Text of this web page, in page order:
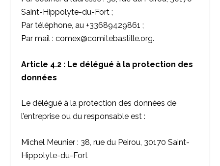
Saint-Hippolyte-du-Fort ;
Par téléphone, au +33689429861 ;
Par mail : comex@comitebastille.org.
Article 4.2 : Le délégué à la protection des
données
Le délégué à la protection des données de
l’entreprise ou du responsable est :
Michel Meunier : 38, rue du Peirou, 30170 Saint-
Hippolyte-du-Fort